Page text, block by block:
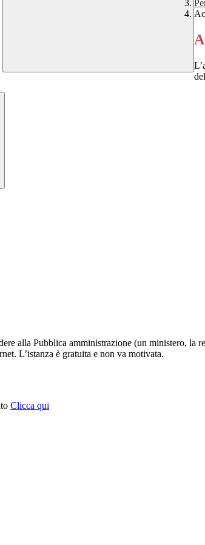
alla Pubblica amministrazione (un ministero,
L’istanza è gratuita e non va motivata.
Clicca qui